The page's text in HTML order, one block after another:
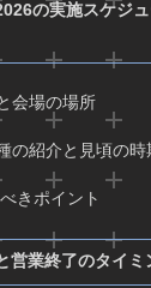
の実施スケジ
会場の場所
の紹介と見頃の時
きポイント
営業終了のタイミ